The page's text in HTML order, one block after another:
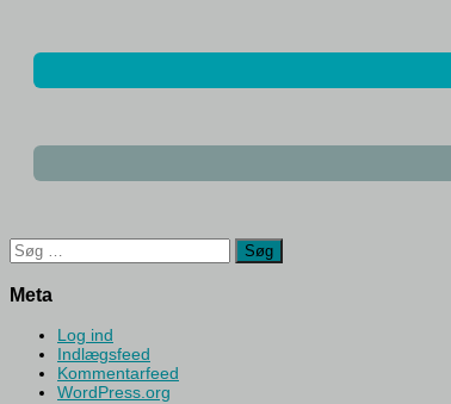
Søg
efter:
Meta
Log ind
Indlægsfeed
Kommentarfeed
WordPress.org